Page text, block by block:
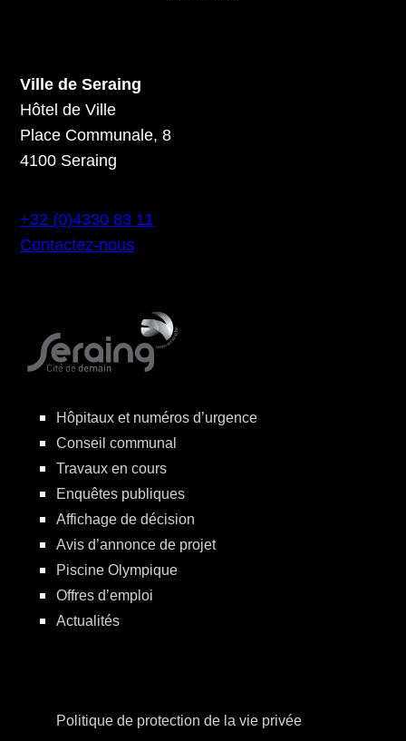
Ville de Seraing
Hôtel de Ville
Place Communale, 8
4100 Seraing
+32 (0)4330 83 11
Contactez-nous
Hôpitaux et numéros d’urgence
Conseil communal
Travaux en cours
Enquêtes publiques
Affichage de décision
Avis d’annonce de projet
Piscine Olympique
Offres d’emploi
Actualités
Politique de protection de la vie privée